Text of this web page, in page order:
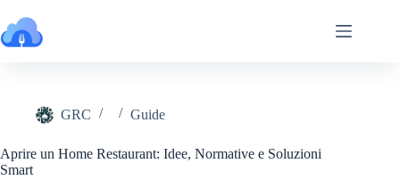
al
contenuto
GRC Guide
Aprire un Home Restaurant: Idee, Normative e Soluzioni
Smart